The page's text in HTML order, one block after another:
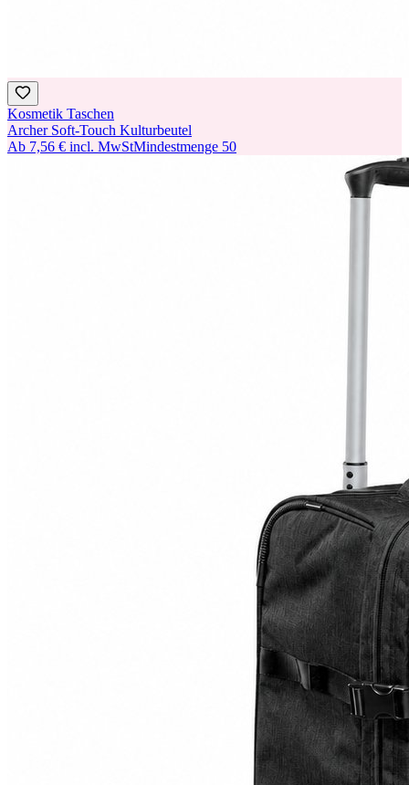
Kosmetik Taschen
Archer Soft-Touch Kulturbeutel
Ab 7,56 € incl. MwStMindestmenge 50